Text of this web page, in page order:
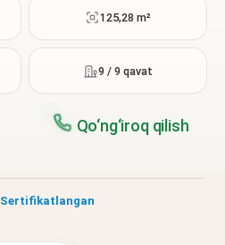
125,28 m²
9 / 9 qavat
Qo‘ng‘iroq qilish
Sertifikatlangan